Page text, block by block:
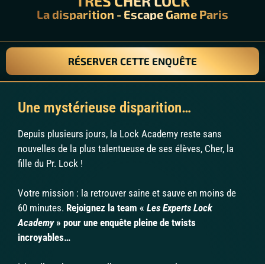
La disparition - Escape Game Paris
RÉSERVER CETTE ENQUÊTE
Une mystérieuse disparition…
Depuis plusieurs jours, la Lock Academy reste sans
nouvelles de la plus talentueuse de ses élèves, Cher, la
fille du Pr. Lock !
Votre mission : la retrouver saine et sauve en moins de
60 minutes. Rejoignez la team « Les Experts Lock
Academy» pour une enquête pleine de twists
incroyables…